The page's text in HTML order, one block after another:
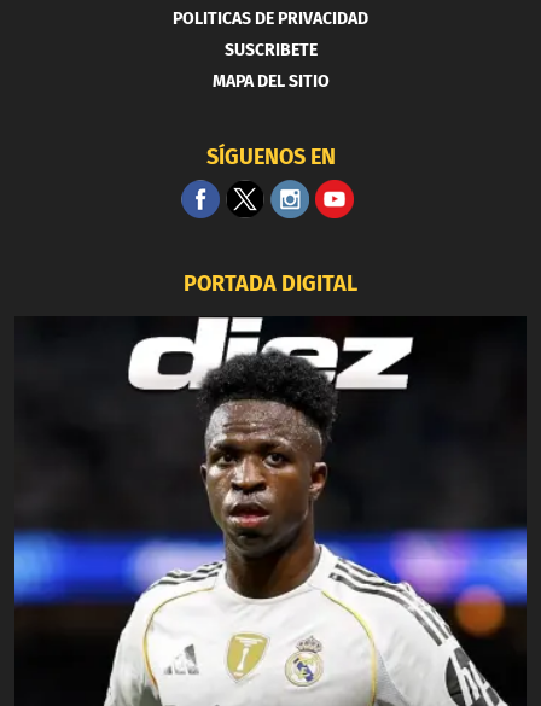
POLITICAS DE PRIVACIDAD
SUSCRIBETE
MAPA DEL SITIO
SÍGUENOS EN
PORTADA DIGITAL